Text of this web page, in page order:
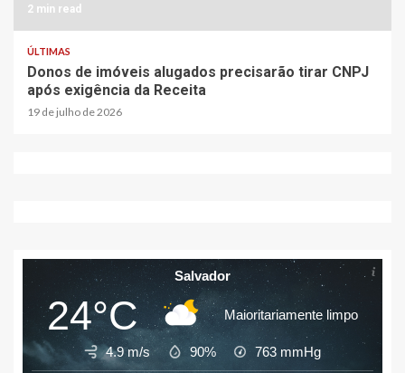
2 min read
ÚLTIMAS
Donos de imóveis alugados precisarão tirar CNPJ
após exigência da Receita
19 de julho de 2026
Salvador
24°C Maioritariamente limpo
4.9 m/s 90% 763 mmHg